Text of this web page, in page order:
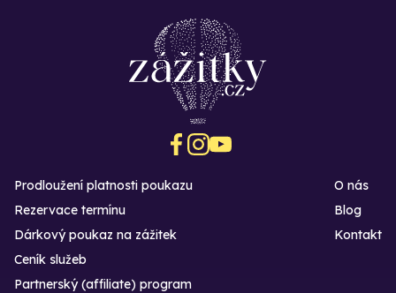
Prodloužení platnosti poukazu
Rezervace termínu
Dárkový poukaz na zážitek
O nás
Blog
Kontakt
Ceník služeb
Partnerský (affiliate) program